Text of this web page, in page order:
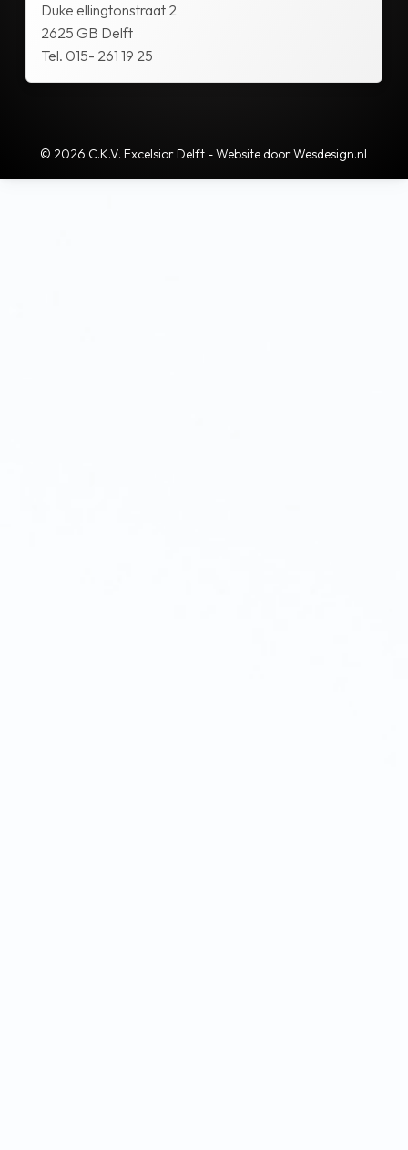
Duke ellingtonstraat 2
2625 GB Delft
Tel. 015- 261 19 25
© 2026 C.K.V. Excelsior Delft - Website doorWesdesign.nl